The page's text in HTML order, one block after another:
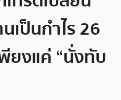
เป็นกำไร 26
ยงแค่ “นั่งทับ